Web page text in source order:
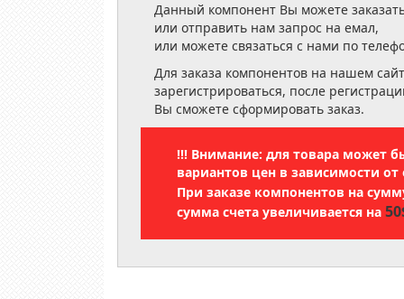
Данный компонент Вы можете
или отправить нам запрос на емал,
или можете связаться с нами по
Для заказа компонентов на нашем
зарегистрироваться, после
Вы сможете сформировать заказ.
!!! Внимание: для товара может
вариантов цен в зависимости от
При заказе компонентов на
сумма счета увеличивается на